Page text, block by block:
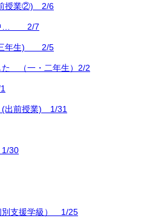
授業②) 2/6
中… 2/7
三年生) 2/5
た （一・二年生）2/2
(出前授業) 1/31
30
別支援学級） 1/25